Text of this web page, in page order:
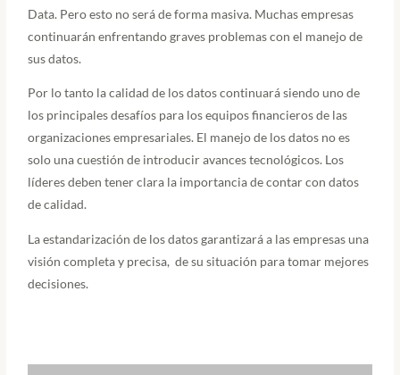
Data. Pero esto no será de forma masiva. Muchas empresas
continuarán enfrentando graves problemas con el manejo de
sus datos.
Por lo tanto la calidad de los datos continuará siendo uno de
los principales desafíos para los equipos financieros de las
organizaciones empresariales. El manejo de los datos no es
solo una cuestión de introducir avances tecnológicos. Los
líderes deben tener clara la importancia de contar con datos
de calidad.
La estandarización de los datos garantizará a las empresas una
visión completa y precisa, de su situación para tomar mejores
decisiones.